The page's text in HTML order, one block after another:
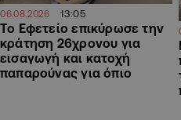
06.08.2026 13:05
Το Εφετείο επικύρωσε την
κράτηση 26χρονου για
εισαγωγή και κατοχή
παπαρούνας για όπιο